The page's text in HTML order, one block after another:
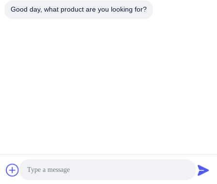
Schneller Kontakt
Copyright-© 2019-2026 HongLi Hydraulic Pump Co.,LtD . Alle
Good day, what product are you looking for?